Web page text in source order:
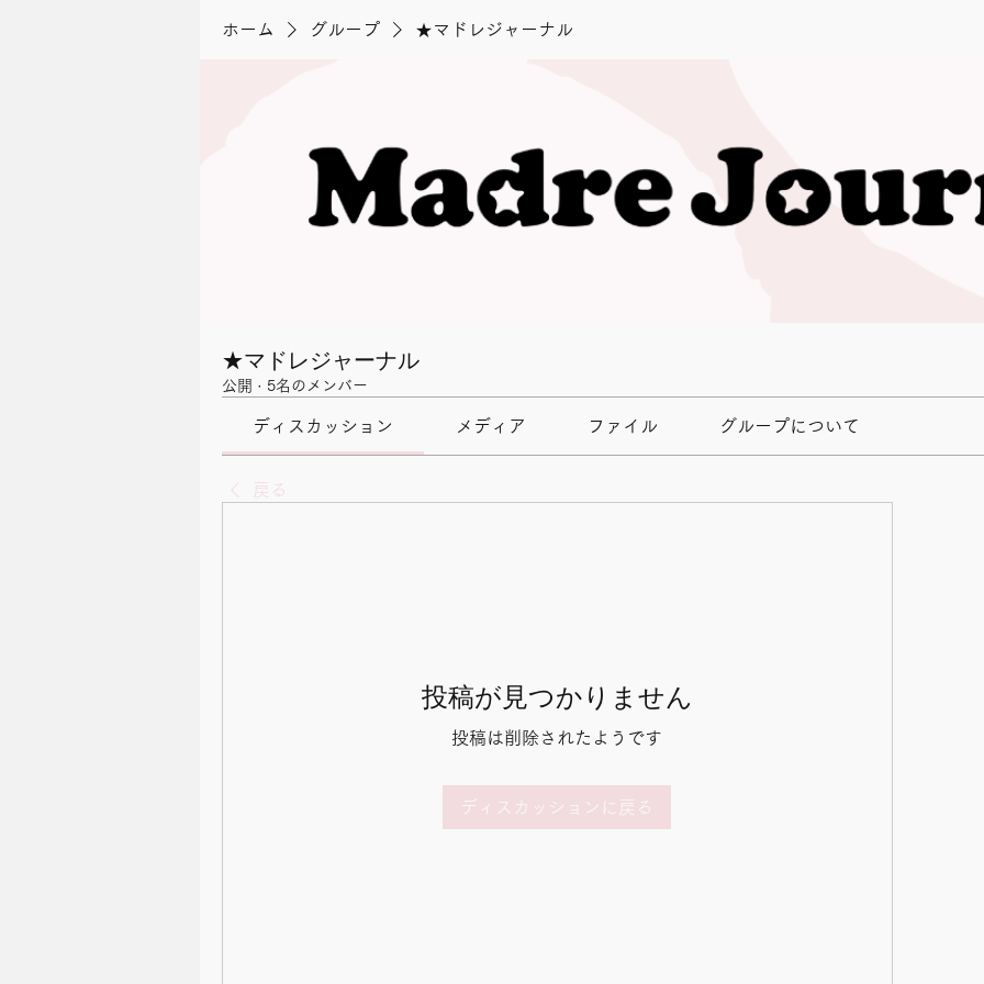
ホーム グループ ★マドレジャーナル
★マドレジャーナル
公開 · 5名のメンバー
ディスカッション メディア ファイル グループについて
戻る
投稿が見つかりません
投稿は削除されたようです
ディスカッションに戻る